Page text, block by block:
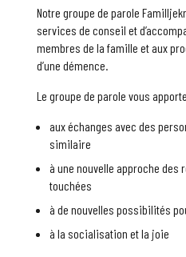
Notre groupe de parole
services de conseil et
membres de la famille et aux
d’une démence.
Le groupe de parole vous
aux échanges avec des
similaire
à une nouvelle approche des
touchées
à de nouvelles possibilités
à la socialisation et la joie